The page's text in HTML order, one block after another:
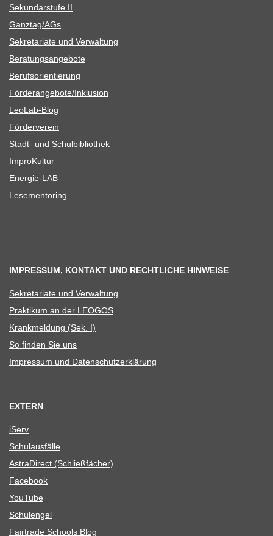
Sekun­dar­stufe II
Ganztag/​​AGs
Sekre­ta­riate und Verwaltung
Bera­tungs­an­ge­bote
Berufs­ori­en­tie­rung
Förderangebote/​​Inklusion
Leo­Lab-Blog
För­der­ver­ein
Stadt- und Schulbibliothek
Impro­Kul­tur
Ener­­gie-LAB
Lese­men­to­ring
IMPRESSUM, KONTAKT UND RECHTLICHE HINWEISE
Sekre­ta­riate und Verwaltung
Prak­ti­kum an der LEOGOS
Krank­mel­dung (Sek. I)
So fin­den Sie uns
Impres­sum und Datenschutzerklärung
EXTERN
iServ
Schul­aus­fälle
Astra­Di­rect (Schließ­fä­cher)
Face­book
You­Tube
Schul­en­gel
Fair­trade Schools Blog